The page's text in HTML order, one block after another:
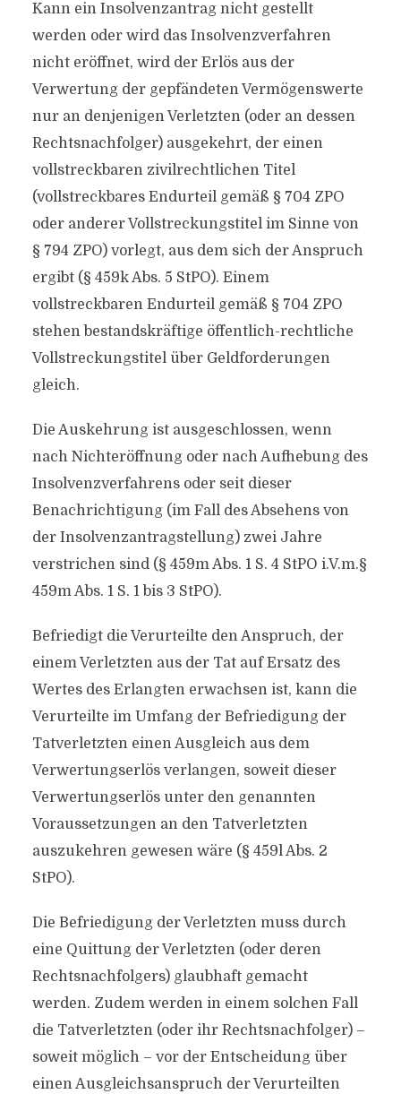
Kann ein Insolvenzantrag nicht gestellt
werden oder wird das Insolvenzverfahren
nicht eröffnet, wird der Erlös aus der
Verwertung der gepfändeten Vermögenswerte
nur an denjenigen Verletzten (oder an dessen
Rechtsnachfolger) ausgekehrt, der einen
vollstreckbaren zivilrechtlichen Titel
(vollstreckbares Endurteil gemäß § 704 ZPO
oder anderer Vollstreckungstitel im Sinne von
§ 794 ZPO) vorlegt, aus dem sich der Anspruch
ergibt (§ 459k Abs. 5 StPO). Einem
vollstreckbaren Endurteil gemäß § 704 ZPO
stehen bestandskräftige öffentlich-rechtliche
Vollstreckungstitel über Geldforderungen
gleich.
Die Auskehrung ist ausgeschlossen, wenn
nach Nichteröffnung oder nach Aufhebung des
Insolvenzverfahrens oder seit dieser
Benachrichtigung (im Fall des Absehens von
der Insolvenzantragstellung) zwei Jahre
verstrichen sind (§ 459m Abs. 1 S. 4 StPO i.V.m.§
459m Abs. 1 S. 1 bis 3 StPO).
Befriedigt die Verurteilte den Anspruch, der
einem Verletzten aus der Tat auf Ersatz des
Wertes des Erlangten erwachsen ist, kann die
Verurteilte im Umfang der Befriedigung der
Tatverletzten einen Ausgleich aus dem
Verwertungserlös verlangen, soweit dieser
Verwertungserlös unter den genannten
Voraussetzungen an den Tatverletzten
auszukehren gewesen wäre (§ 459l Abs. 2
StPO).
Die Befriedigung der Verletzten muss durch
eine Quittung der Verletzten (oder deren
Rechtsnachfolgers) glaubhaft gemacht
werden. Zudem werden in einem solchen Fall
die Tatverletzten (oder ihr Rechtsnachfolger) –
soweit möglich – vor der Entscheidung über
einen Ausgleichsanspruch der Verurteilten